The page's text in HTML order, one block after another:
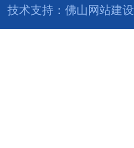
技术支持： 佛山网站建设